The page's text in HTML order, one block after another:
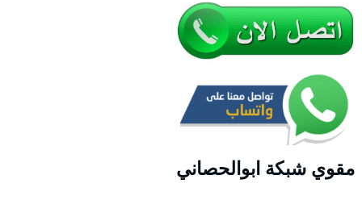
مقوي شبكة ابوالحصاني